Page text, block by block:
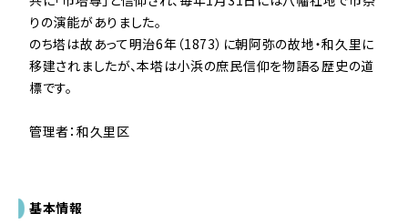
りの演能がありました。
のち塔は故あって明治6年（1873）に朝阿弥の故地・和久里に
移建されましたが、本塔は小浜の庶民信仰を物語る歴史の道
標です。
管理者：和久里区
基本情報